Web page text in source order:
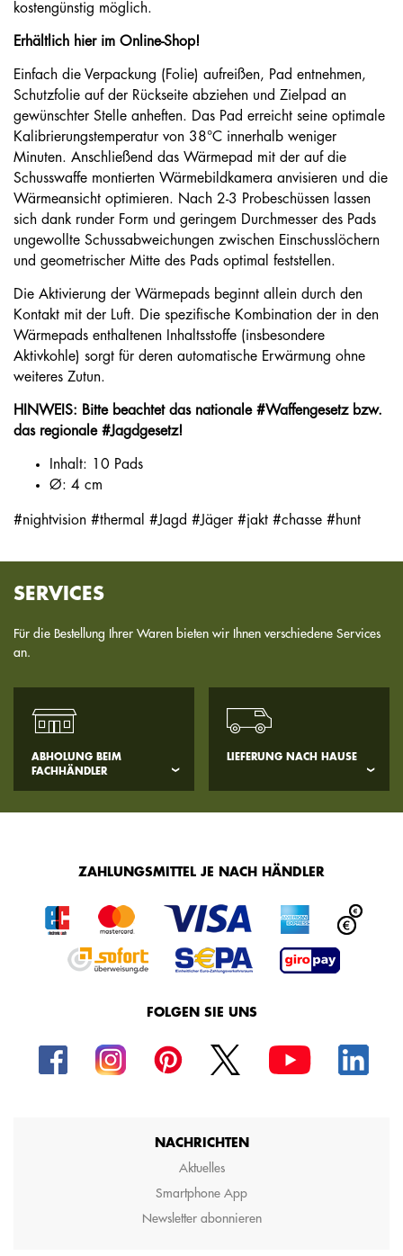
kostengünstig möglich.
Erhältlich hier im Online-Shop!
Einfach die Verpackung (Folie) aufreißen, Pad entnehmen,
Schutzfolie auf der Rückseite abziehen und Zielpad an
gewünschter Stelle anheften. Das Pad erreicht seine optimale
Kalibrierungstemperatur von 38°C innerhalb weniger
Minuten. Anschließend das Wärmepad mit der auf die
Schusswaffe montierten Wärmebildkamera anvisieren und die
Wärmeansicht optimieren. Nach 2-3 Probeschüssen lassen
sich dank runder Form und geringem Durchmesser des Pads
ungewollte Schussabweichungen zwischen Einschusslöchern
und geometrischer Mitte des Pads optimal feststellen.
Die Aktivierung der Wärmepads beginnt allein durch den
Kontakt mit der Luft. Die spezifische Kombination der in den
Wärmepads enthaltenen Inhaltsstoffe (insbesondere
Aktivkohle) sorgt für deren automatische Erwärmung ohne
weiteres Zutun.
HINWEIS: Bitte beachtet das nationale ­#Waffengesetz bzw.
das regionale #Jagdgesetz!
Inhalt: 10 Pads
Ø: 4 cm
#nightvision #thermal #Jagd #Jäger #jakt #chasse #hunt
SERVICES
Für die Bestellung Ihrer Waren bieten wir Ihnen verschiedene Services
an.
ABHOLUNG BEIM
FACHHÄNDLER
LIEFERUNG NACH HAUSE
ZAHLUNGSMITTEL JE NACH HÄNDLER
FOLGEN SIE UNS
NACHRICHTEN
Aktuelles
Smartphone App
Newsletter abonnieren